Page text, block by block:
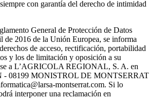
con garantía del derecho de intimidad
General de Protección de Datos
de 2016 de la Unión Europea, se informa
de acceso, rectificación, portabilidad
y los de limitación y oposición a su
a L’AGRICOLA REGIONAL, S. A. en
- 08199 MONISTROL DE MONTSERRAT
montserrat.com. Si lo
interponer una reclamación en